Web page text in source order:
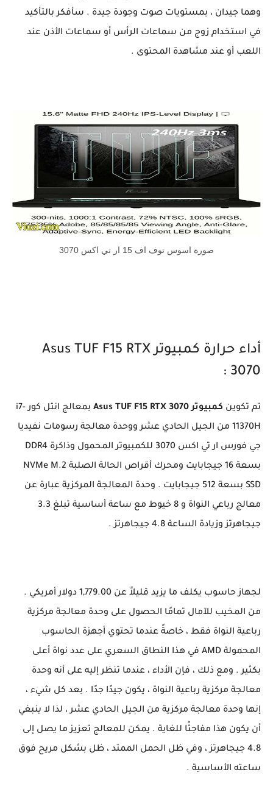
وهما جيدان ، بمستويات صوت وجودة جيدة . سأفكر بالتأكيد
في استخدام زوج من سماعات الرأس أو سماعات الأذن عند
اللعب أو عند مشاهدة المحتوى .
صورة اسوس توف اف 15 ار تي اكس 3070
أداء حرارة كمبيوتر Asus TUF F15 RTX
3070 :
تم تكوين كمبيوتر Asus TUF F15 RTX 3070
بمعالج انتل كور i7-
11370H من الجيل الحادي عشر ووحدة معالجة رسومات نفيديا
جي فورس ار تي اكس 3070 للكمبيوتر المحمول وذاكرة DDR4
بسعة 16 جيجابايت ومحرك أقراص الحالة الصلبة NVMe M.2
SSD بسعة 512 جيجابايت . وحدة المعالجة المركزية عبارة عن
معالج رباعي النواة و 8 خيوط مع ساعة أساسية تبلغ 3.3
جيجاهرتز وزيادة الساعة 4.8 جيجاهرتز .
لجهاز حاسوب يكلف ما يزيد قليلاً عن 1,779.00 دولار أمريكي .
من المخيب للآمال تمامًا الحصول على وحدة معالجة مركزية
رباعية النواة فقط ، خاصةً عندما تحتوي أجهزة الحاسوب
المحمولة AMD في هذا النطاق السعري على عدد نواة أعلى
بكثير . ومع ذلك ، فإن الأداء ، عندما تنظر إليه على أنه وحدة
معالجة مركزية رباعية النواة ، يكون جيدًا جدًا . بعد كل شيء ،
إنها وحدة معالجة مركزية من الجيل الحادي عشر ، لذا لا ينبغي
أن يكون هذا مفاجئًا للغاية . يمكن للمعالج تعزيز ما يصل إلى
4.8 جيجاهرتز ، وفي ظل الحمل الممتد ، ظل بشكل مريح فوق
ساعته الأساسية .